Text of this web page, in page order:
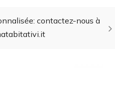
contactez-nous à